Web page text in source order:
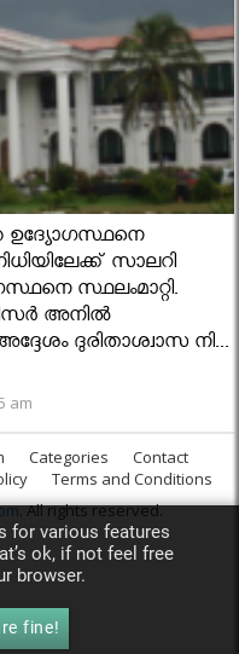
സാലറി
സ്ഥലംമാറ്റി.
അനില്‍
ദുരിതാശ്വാസ നി...
am
Categories
Contact
Terms and Conditions
. All rights reserved.
for various features
ok, if not feel free
browser.
fine!